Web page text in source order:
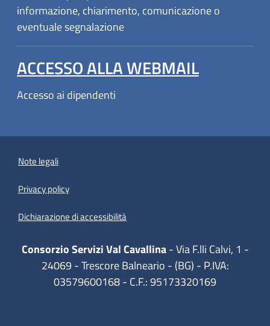
informazione, chiarimento, comunicazione o
eventuale segnalazione
ACCESSO ALLA WEBMAIL(APRE IN
Accesso ai dipendenti
Note legali
Privacy policy
Dichiarazione di accessibilità
Consorzio Servizi Val Cavallina- Via F.lli Calvi, 1 -
24069 - Trescore Balneario - (BG) - P.IVA:
03579600168 - C.F.: 95173320169